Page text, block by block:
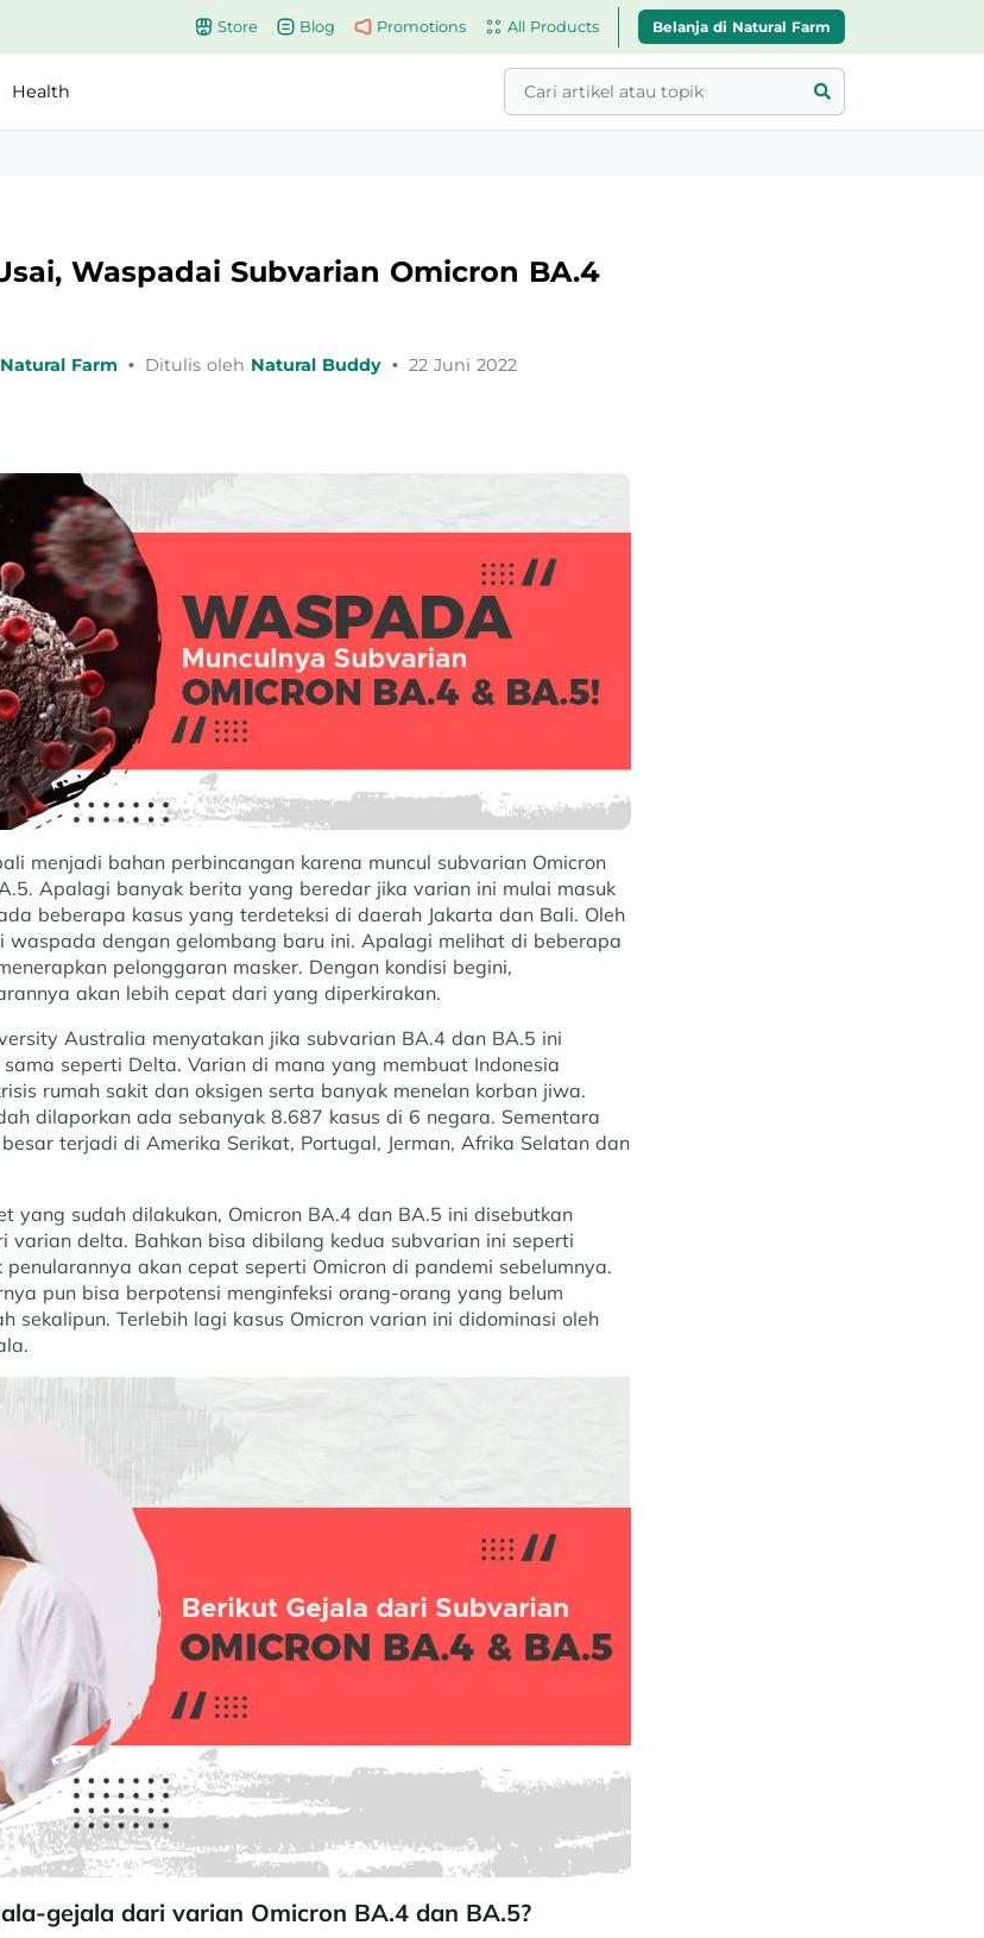
Store Blog Promotions All Products Belanja di Natural Farm
Health
Waspadai Subvarian Omicron BA.4
Farm • Ditulis oleh Natural Buddy • 22 Juni 2022
menjadi bahan perbincangan karena muncul subvarian Omicron
Apalagi banyak berita yang beredar jika varian ini mulai masuk
beberapa kasus yang terdeteksi di daerah Jakarta dan Bali. Oleh
waspada dengan gelombang baru ini. Apalagi melihat di beberapa
pelonggaran masker. Dengan kondisi begini,
akan lebih cepat dari yang diperkirakan.
Australia menyatakan jika subvarian BA.4 dan BA.5 ini
seperti Delta. Varian di mana yang membuat Indonesia
rumah sakit dan oksigen serta banyak menelan korban jiwa.
dilaporkan ada sebanyak 8.687 kasus di 6 negara. Sementara
terjadi di Amerika Serikat, Portugal, Jerman, Afrika Selatan dan
yang sudah dilakukan, Omicron BA.4 dan BA.5 ini disebutkan
varian delta. Bahkan bisa dibilang kedua subvarian ini seperti
akan cepat seperti Omicron di pandemi sebelumnya.
pun bisa berpotensi menginfeksi orang-orang yang belum
sekalipun. Terlebih lagi kasus Omicron varian ini didominasi oleh
gejala dari varian Omicron BA.4 dan BA.5?